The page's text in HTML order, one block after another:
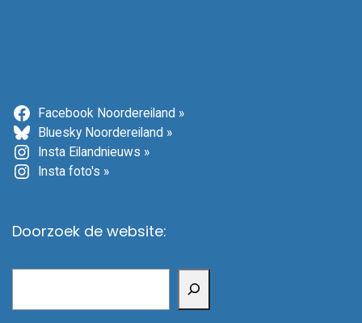
Facebook Noordereiland »
Bluesky Noordereiland »
Insta Eilandnieuws »
Insta foto's »
Doorzoek de website: